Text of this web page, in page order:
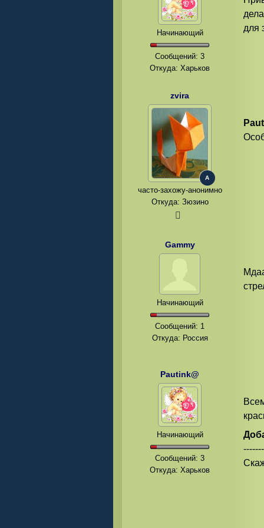
Начинающий
Сообщений:3
Откуда: Харьков
для
zvira
A
часто-захожу-анонимно
Откуда: Зюзино
Gammy
Начинающий
Сообщений: 1
Откуда: Россия
Pautink@
Начинающий
Сообщений:3
Откуда: Харьков